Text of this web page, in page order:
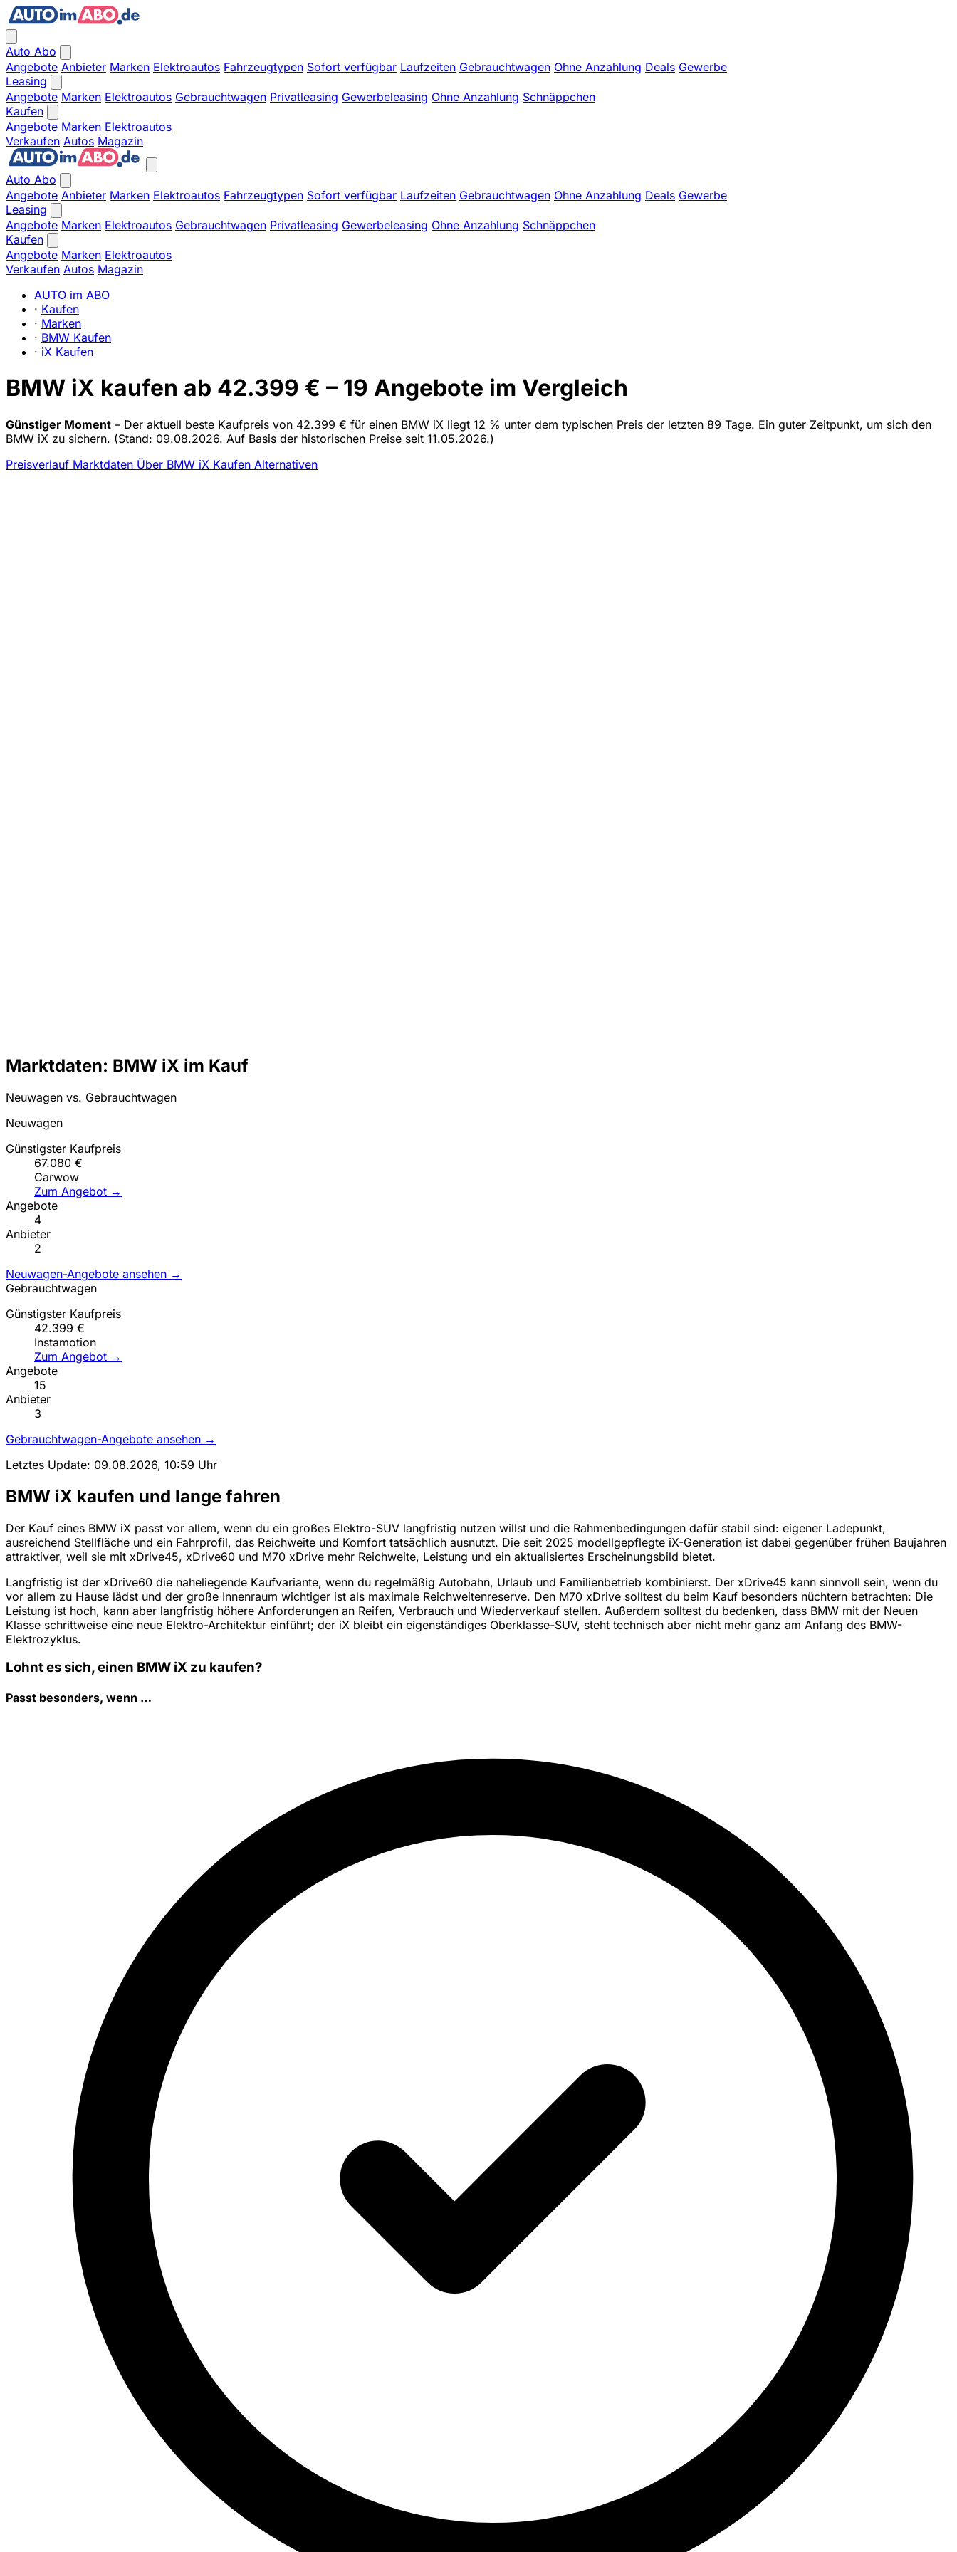
Auto Abo
Angebote Anbieter Marken Elektroautos Fahrzeugtypen Sofort verfügbar Laufzeiten Gebrauchtwagen Ohne Anzahlung Deals Gewerbe
Leasing
Angebote Marken Elektroautos Gebrauchtwagen Privatleasing Gewerbeleasing Ohne Anzahlung Schnäppchen
Kaufen
Angebote Marken Elektroautos
Verkaufen Autos Magazin
Auto Abo
Angebote Anbieter Marken Elektroautos Fahrzeugtypen Sofort verfügbar Laufzeiten Gebrauchtwagen Ohne Anzahlung Deals Gewerbe
Leasing
Angebote Marken Elektroautos Gebrauchtwagen Privatleasing Gewerbeleasing Ohne Anzahlung Schnäppchen
Kaufen
Angebote Marken Elektroautos
Verkaufen Autos Magazin
AUTO im ABO
· Kaufen
· Marken
· BMW Kaufen
· iX Kaufen
BMW iX kaufen ab 42.399 € – 19 Angebote im Vergleich
Günstiger Moment – Der aktuell beste Kaufpreis von 42.399 € für einen BMW iX liegt 12 % unter dem typischen Preis der letzten 89 Tage. Ein guter Zeitpunkt, um sich den
BMW iX zu sichern. (Stand: 09.08.2026. Auf Basis der historischen Preise seit 11.05.2026.)
Preisverlauf Marktdaten Über BMW iX Kaufen Alternativen
Marktdaten: BMW iX im Kauf
Neuwagen vs. Gebrauchtwagen
Neuwagen
Günstigster Kaufpreis
67.080 €
Carwow
Zum Angebot →
Angebote
4
Anbieter
2
Neuwagen-Angebote ansehen →
Gebrauchtwagen
Günstigster Kaufpreis
42.399 €
Instamotion
Zum Angebot →
Angebote
15
Anbieter
3
Gebrauchtwagen-Angebote ansehen →
Letztes Update: 09.08.2026, 10:59 Uhr
BMW iX kaufen und lange fahren
Der Kauf eines BMW iX passt vor allem, wenn du ein großes Elektro-SUV langfristig nutzen willst und die Rahmenbedingungen dafür stabil sind: eigener Ladepunkt,
ausreichend Stellfläche und ein Fahrprofil, das Reichweite und Komfort tatsächlich ausnutzt. Die seit 2025 modellgepflegte iX-Generation ist dabei gegenüber frühen Baujahren
attraktiver, weil sie mit xDrive45, xDrive60 und M70 xDrive mehr Reichweite, Leistung und ein aktualisiertes Erscheinungsbild bietet.
Langfristig ist der xDrive60 die naheliegende Kaufvariante, wenn du regelmäßig Autobahn, Urlaub und Familienbetrieb kombinierst. Der xDrive45 kann sinnvoll sein, wenn du
vor allem zu Hause lädst und der große Innenraum wichtiger ist als maximale Reichweitenreserve. Den M70 xDrive solltest du beim Kauf besonders nüchtern betrachten: Die
Leistung ist hoch, kann aber langfristig höhere Anforderungen an Reifen, Verbrauch und Wiederverkauf stellen. Außerdem solltest du bedenken, dass BMW mit der Neuen
Klasse schrittweise eine neue Elektro-Architektur einführt; der iX bleibt ein eigenständiges Oberklasse-SUV, steht technisch aber nicht mehr ganz am Anfang des BMW-
Elektrozyklus.
Lohnt es sich, einen BMW iX zu kaufen?
Passt besonders, wenn …